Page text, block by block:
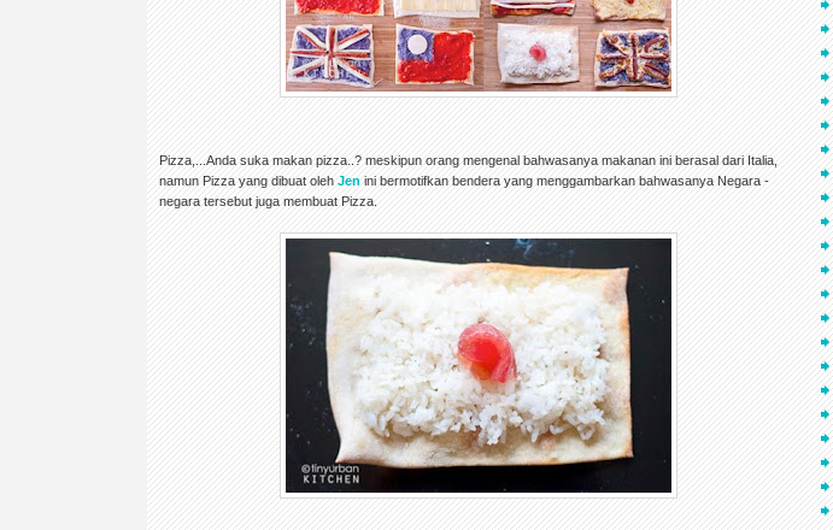
Pizza,...Anda suka makan pizza..? meskipun orang mengenal bahwasanya makanan ini berasal dari Italia,
namun Pizza yang dibuat oleh Jenini bermotifkan bendera yang menggambarkan bahwasanya Negara -
negara tersebut juga membuat Pizza.